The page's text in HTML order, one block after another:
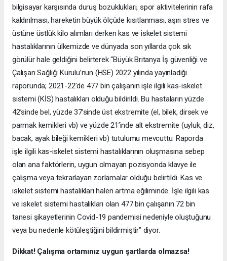
bilgisayar karşısında duruş bozuklukları, spor aktivitelerinin rafa
kaldırılması, hareketin büyük ölçüde kısıtlanması, aşırı stres ve
üstüne üstlük kilo alımları derken kas ve iskelet sistemi
hastalıklarının ülkemizde ve dünyada son yıllarda çok sık
görülür hale geldiğini belirterek “Büyük Britanya İş güvenliği ve
Çalışan Sağlığı Kurulu’nun (HSE) 2022 yılında yayınladığı
raporunda; 2021-22’de 477 bin çalışanın işle ilgili kas-iskelet
sistemi (KİS) hastalıkları olduğu bildirildi. Bu hastaların yüzde
42’sinde bel, yüzde 37’sinde üst ekstremite (el, bilek, dirsek ve
parmak kemikleri vb) ve yüzde 21’inde alt ekstremite (uyluk, diz,
bacak, ayak bileği kemikleri vb) tutulumu mevcuttu. Raporda
işle ilgili kas-iskelet sistemi hastalıklarının oluşmasına sebep
olan ana faktörlerin, uygun olmayan pozisyonda klavye ile
çalışma veya tekrarlayan zorlamalar olduğu belirtildi. Kas ve
iskelet sistemi hastalıkları halen artma eğiliminde. İşle ilgili kas
ve iskelet sistemi hastalıkları olan 477 bin çalışanın 72 bin
tanesi şikayetlerinin Covid-19 pandemisi nedeniyle oluştuğunu
veya bu nedenle kötüleştiğini bildirmiştir” diyor.
Dikkat! Çalışma ortamınız uygun şartlarda olmazsa!